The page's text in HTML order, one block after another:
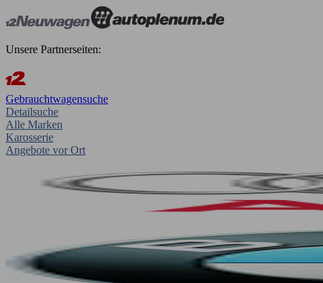
Unsere Partnerseiten:
Gebrauchtwagensuche
Detailsuche
Alle Marken
Karosserie
Angebote vor Ort